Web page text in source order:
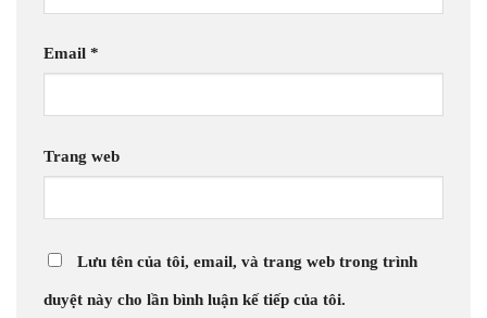
Email *
Trang web
Lưu tên của tôi, email, và trang web trong trình
duyệt này cho lần bình luận kế tiếp của tôi.